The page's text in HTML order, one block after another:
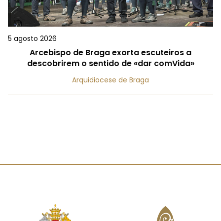
5 agosto 2026
Arcebispo de Braga exorta escuteiros a
descobrirem o sentido de «dar comVida»
Arquidiocese de Braga